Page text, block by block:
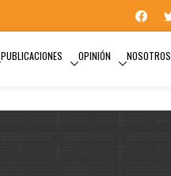
PUBLICACIONES OPINIÓN NOSOTROS